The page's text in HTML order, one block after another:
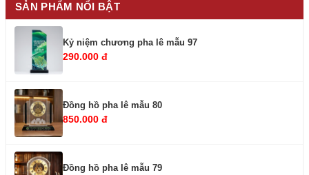
SẢN PHẨM NỔI BẬT
Kỷ niệm chương pha lê mẫu 97
290.000 đ
Đồng hồ pha lê mẫu 80
850.000 đ
Đồng hồ pha lê mẫu 79